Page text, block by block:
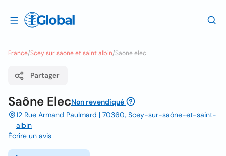
France/Scey sur saone et saint albin/Saone elec
Partager
Saône ElecNon revendiqué
12 Rue Armand Paulmard | 70360, Scey-sur-saône-et-saint-
albin
Écrire un avis